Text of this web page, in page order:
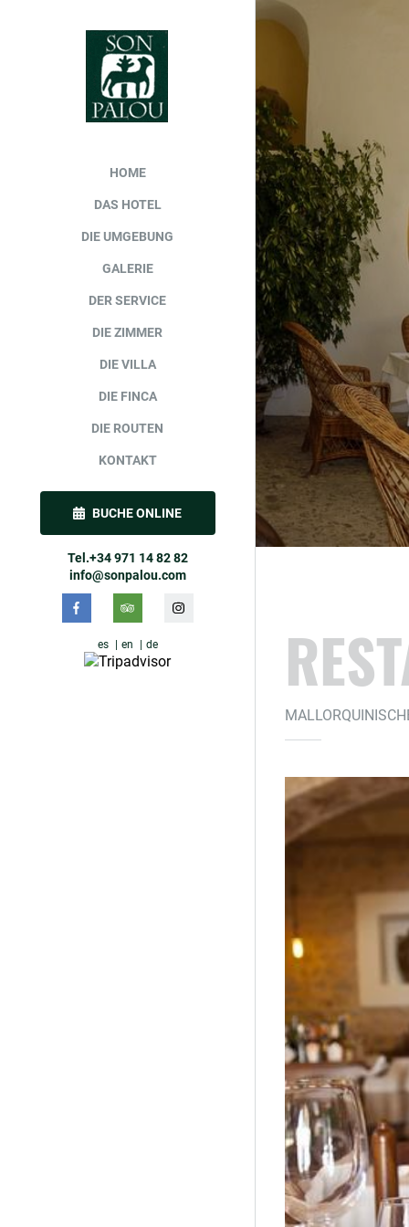
HOME
DAS HOTEL
DIE UMGEBUNG
GALERIE
DER SERVICE
DIE ZIMMER
DIE VILLA
DIE FINCA
DIE ROUTEN
KONTAKT
BUCHE ONLINE
Tel.+34 971 14 82 82
info@sonpalou.com
es en de